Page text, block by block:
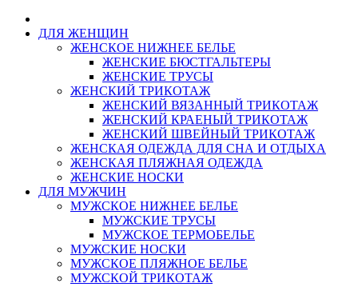
ДЛЯ ЖЕНЩИН
ЖЕНСКОЕ НИЖНЕЕ БЕЛЬЕ
ЖЕНСКИЕ БЮСТГАЛЬТЕРЫ
ЖЕНСКИЕ ТРУСЫ
ЖЕНСКИЙ ТРИКОТАЖ
ЖЕНСКИЙ ВЯЗАННЫЙ ТРИКОТАЖ
ЖЕНСКИЙ КРАЕНЫЙ ТРИКОТАЖ
ЖЕНСКИЙ ШВЕЙНЫЙ ТРИКОТАЖ
ЖЕНСКАЯ ОДЕЖДА ДЛЯ СНА И ОТДЫХА
ЖЕНСКАЯ ПЛЯЖНАЯ ОДЕЖДА
ЖЕНСКИЕ НОСКИ
ДЛЯ МУЖЧИН
МУЖСКОЕ НИЖНЕЕ БЕЛЬЕ
МУЖСКИЕ ТРУСЫ
МУЖСКОЕ ТЕРМОБЕЛЬЕ
МУЖСКИЕ НОСКИ
МУЖСКОЕ ПЛЯЖНОЕ БЕЛЬЕ
МУЖСКОЙ ТРИКОТАЖ